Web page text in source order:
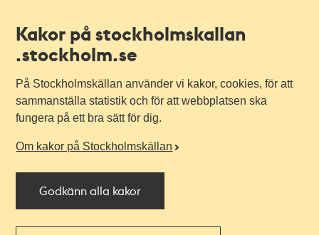
Kakor på stockholmskallan
.stockholm.se
På Stockholmskällan använder vi kakor, cookies, för att
sammanställa statistik och för att webbplatsen ska
fungera på ett bra sätt för dig.
Om kakor på Stockholmskällan
Godkänn alla kakor